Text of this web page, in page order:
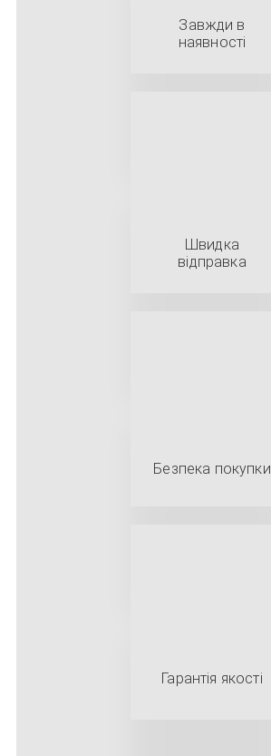
Завжди в
наявності
Швидка
відправка
Безпека покупки
Гарантія якості